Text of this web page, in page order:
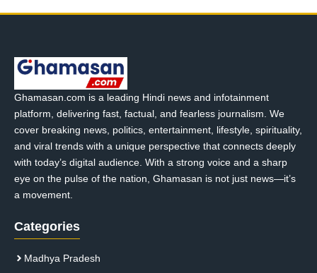
Ghamasan.com is a leading Hindi news and infotainment
platform, delivering fast, factual, and fearless journalism. We
cover breaking news, politics, entertainment, lifestyle, spirituality,
and viral trends with a unique perspective that connects deeply
with today’s digital audience. With a strong voice and a sharp
eye on the pulse of the nation, Ghamasan is not just news—it’s
a movement.
Categories
Madhya Pradesh